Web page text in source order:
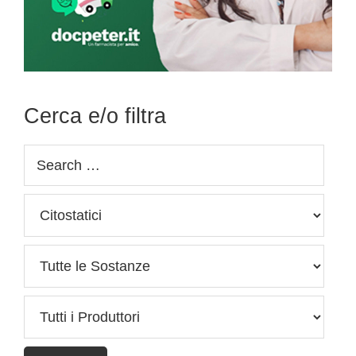
Cerca e/o filtra